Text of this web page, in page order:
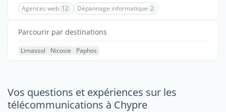
Agences web 12 Dépannage informatique 2
Parcourir par destinations
Limassol Nicosie Paphos
Vos questions et expériences sur les
télécommunications à Chypre